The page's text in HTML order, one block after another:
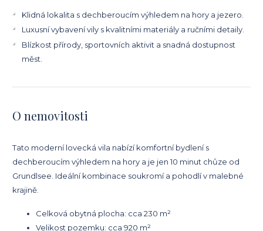
Klidná lokalita s dechberoucím výhledem na hory a jezero.
Luxusní vybavení vily s kvalitními materiály a ručními detaily.
Blízkost přírody, sportovních aktivit a snadná dostupnost
měst.
O nemovitosti
Tato moderní lovecká vila nabízí komfortní bydlení s
dechberoucím výhledem na hory a je jen 10 minut chůze od
Grundlsee. Ideální kombinace soukromí a pohodlí v malebné
krajině.
Celková obytná plocha: cca 230 m²
Velikost pozemku: cca 920 m²